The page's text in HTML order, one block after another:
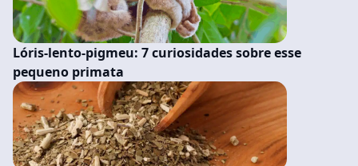
Lóris-lento-pigmeu: 7 curiosidades sobre esse
pequeno primata